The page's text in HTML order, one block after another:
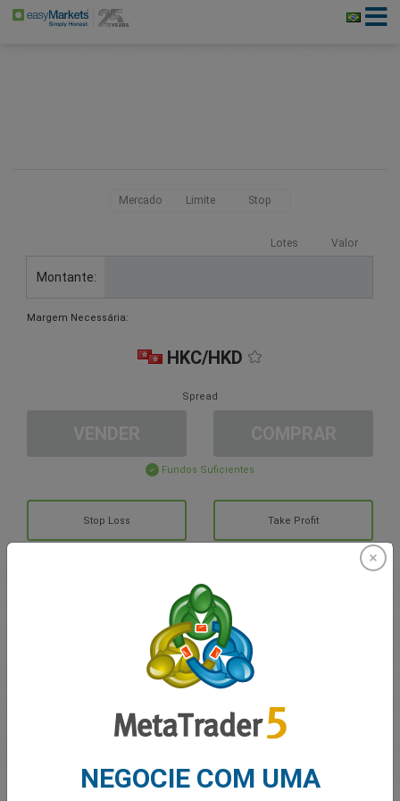
Mercado Limite Stop
Lotes Valor
Montante:
Margem Necessária:
HKC/HKD
Spread
Fundos Suficientes
Stop Loss Take Profit
Criar Conta de Trading
Gerenciamento de contas
MEUS BÔNUSNEGOCIE COM UMA